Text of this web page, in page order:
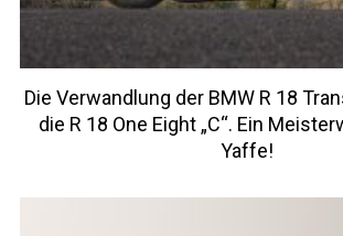
Die Verwandlung der BMW R 18
die R 18 One Eight „C“. Ein
Yaffe!